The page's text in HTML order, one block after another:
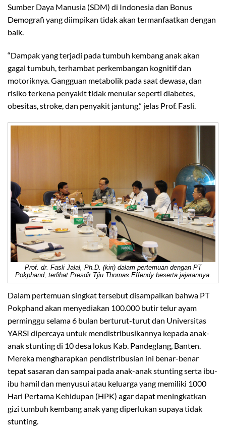
Sumber Daya Manusia (SDM) di Indonesia dan Bonus
Demografi yang diimpikan tidak akan termanfaatkan dengan
baik.
“Dampak yang terjadi pada tumbuh kembang anak akan
gagal tumbuh, terhambat perkembangan kognitif dan
motoriknya. Gangguan metabolik pada saat dewasa, dan
risiko terkena penyakit tidak menular seperti diabetes,
obesitas, stroke, dan penyakit jantung,” jelas Prof. Fasli.
Prof. dr. Fasli Jalal, Ph.D. (kiri) dalam pertemuan dengan PT
Pokphand, terlihat Presdir Tjiu Thomas Effendy beserta jajarannya.
Dalam pertemuan singkat tersebut disampaikan bahwa PT
Pokphand akan menyediakan 100.000 butir telur ayam
perminggu selama 6 bulan berturut-turut dan Universitas
YARSI dipercaya untuk mendistribusikannya kepada anak-
anak stunting di 10 desa lokus Kab. Pandeglang, Banten.
Mereka mengharapkan pendistribusian ini benar-benar
tepat sasaran dan sampai pada anak-anak stunting serta ibu-
ibu hamil dan menyusui atau keluarga yang memiliki 1000
Hari Pertama Kehidupan (HPK) agar dapat meningkatkan
gizi tumbuh kembang anak yang diperlukan supaya tidak
stunting.